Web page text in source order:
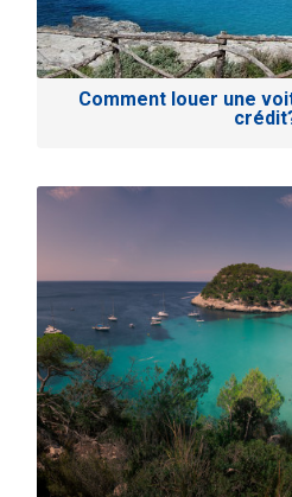
Comment louer une